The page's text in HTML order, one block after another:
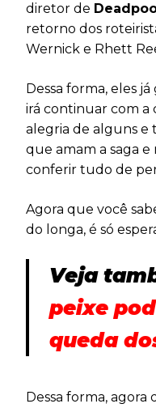
diretor de
retorno dos
Wernick e Rhett
Dessa forma, eles
irá continuar com a
alegria de alguns e
que amam a saga
conferir tudo de
Agora que você
do longa, é só
Veja
peixe
queda
Dessa forma,